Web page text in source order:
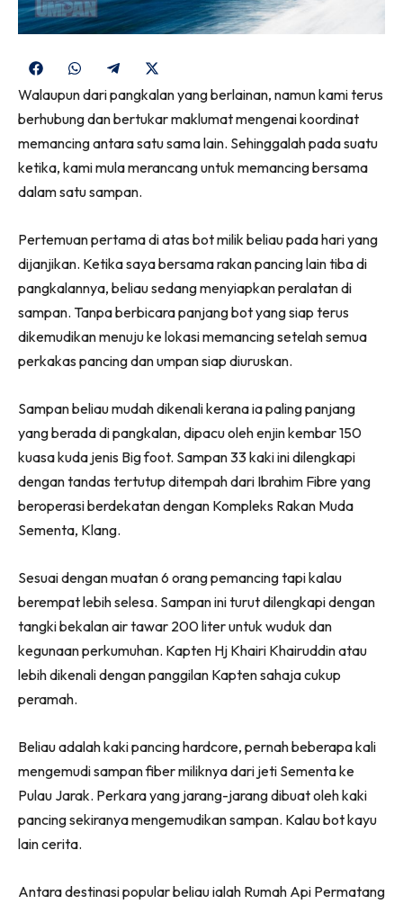
Share
on
Facebook
Share
on
WhatsApp
Share
on
Telegram
on
X
(Twitter)
Walaupun dari pangkalan yang berlainan, namun kami terus
berhubung dan bertukar maklumat mengenai koordinat
memancing antara satu sama lain. Sehinggalah pada suatu
ketika, kami mula merancang untuk memancing bersama
dalam satu sampan.
Pertemuan pertama di atas bot milik beliau pada hari yang
dijanjikan. Ketika saya bersama rakan pancing lain tiba di
pangkalannya, beliau sedang menyiapkan peralatan di
sampan. Tanpa berbicara panjang bot yang siap terus
dikemudikan menuju ke lokasi memancing setelah semua
perkakas pancing dan umpan siap diuruskan.
Sampan beliau mudah dikenali kerana ia paling panjang
yang berada di pangkalan, dipacu oleh enjin kembar 150
kuasa kuda jenis Big foot. Sampan 33 kaki ini dilengkapi
dengan tandas tertutup ditempah dari Ibrahim Fibre yang
beroperasi berdekatan dengan Kompleks Rakan Muda
Sementa, Klang.
Sesuai dengan muatan 6 orang pemancing tapi kalau
berempat lebih selesa. Sampan ini turut dilengkapi dengan
tangki bekalan air tawar 200 liter untuk wuduk dan
kegunaan perkumuhan. Kapten Hj Khairi Khairuddin atau
lebih dikenali dengan panggilan Kapten sahaja cukup
peramah.
Beliau adalah kaki pancing hardcore, pernah beberapa kali
mengemudi sampan fiber miliknya dari jeti Sementa ke
Pulau Jarak. Perkara yang jarang-jarang dibuat oleh kaki
pancing sekiranya mengemudikan sampan. Kalau bot kayu
lain cerita.
Antara destinasi popular beliau ialah Rumah Api Permatang